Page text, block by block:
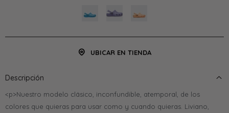
UBICAR EN TIENDA
Descripción
<p>Nuestro modelo clásico, inconfundible, atemporal, de los
colores que quieras para usar como y cuando quieras. Liviano,